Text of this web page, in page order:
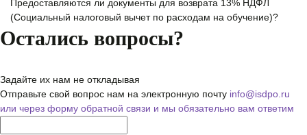
Предоставляются ли документы для возврата 13% НДФЛ
(Социальный налоговый вычет по расходам на обучение)?
Остались вопросы?
Задайте их нам не откладывая
Отправьте свой вопрос нам на электронную почту info@isdpo.ru
или через форму обратной связи и мы обязательно вам ответим